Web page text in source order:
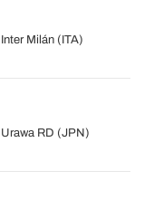
Inter Milán (ITA)
Urawa RD (JPN)